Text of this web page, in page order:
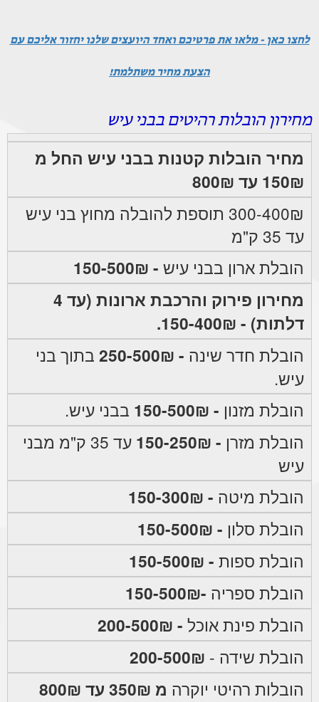
לחצו כאן - מלאו את פרטיכם ואחד היועצים שלנו יחזור אליכם עם
הצעת מחיר משתלמת!
מחירון הובלות רהיטים בבני עיש
מחיר הובלות קטנות בבני עיש החל מ
150₪ עד 800₪
300-400₪ תוספת להובלה מחוץ בני עיש
עד 35 ק"מ
הובלת ארון בבני עיש - 150-500₪
מחירון פירוק והרכבת ארונות (עד 4
דלתות) - 150-400₪.
הובלת חדר שינה - 250-500₪
בתוך בני
עיש.
הובלת מזנון - 150-500₪
בבני עיש.
הובלת מזרן - 150-250₪
עד 35 ק"מ מבני
עיש
הובלת מיטה - 150-300₪
הובלת סלון - 150-500₪
הובלת ספות - 150-500₪
הובלת ספריה -150-500₪
הובלת פינת אוכל - 200-500₪
הובלת שידה - 200-500₪
הובלות רהיטי יוקרה מ 350₪ עד 800₪